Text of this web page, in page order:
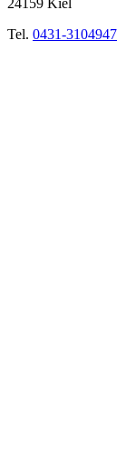
24159 Kiel
Tel. 0431-3104947